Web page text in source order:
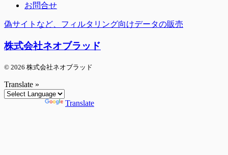
お問合せ
偽サイトなど、フィルタリング向けデータの販売
株式会社ネオブラッド
© 2026 株式会社ネオブラッド
Translate »
Translate